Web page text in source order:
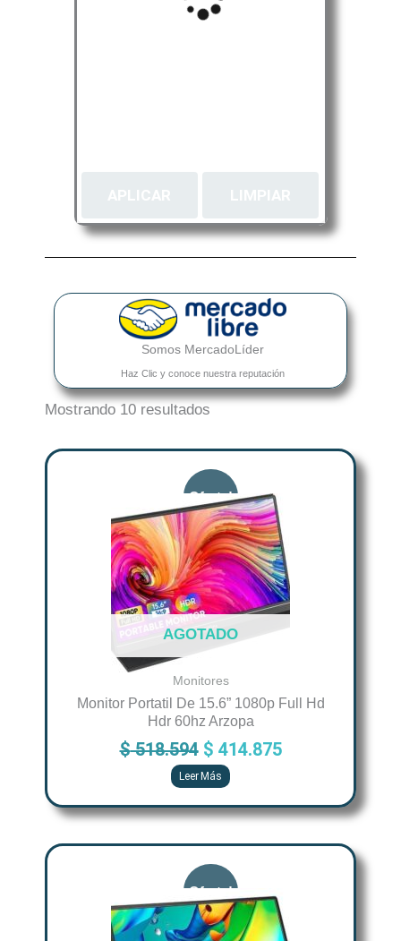
Somos MercadoLíder
Haz Clic y conoce nuestra reputación
Mostrando 10 resultados
AGOTADO
Monitores
Monitor Portatil De 15.6” 1080p Full Hd
Hdr 60hz Arzopa
$518.594
price
was:
$ 518.594.
$ 414.875
$ 414.875.
Leer Más
price
was:
$ 521.850.$ 417.480.